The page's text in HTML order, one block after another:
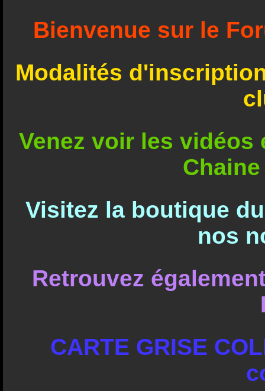
Bienvenue sur le
Modalités
Venez voir les
Visitez la boutique
nos
Retrouvez
CARTE GRISE